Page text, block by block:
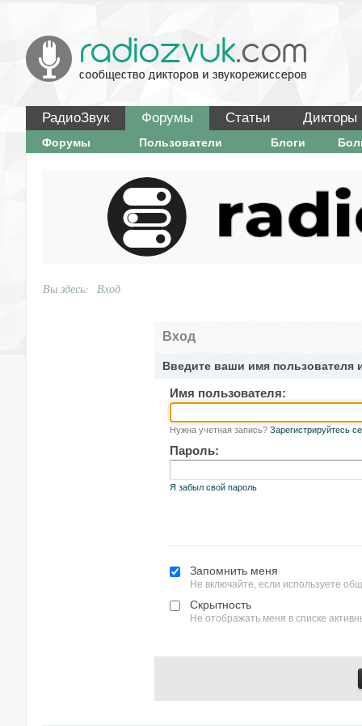
РадиоЗвук Форумы Статьи Дикторы
Форумы Пользователи Блоги
Вы здесь: Вход
Вход
Введите ваши имя пользователя
Имя пользователя:
Нужна учетная запись? Зарегистрируйтесь
Пароль:
Я забыл свой пароль
Запомнить меня
Не включайте, если используете
Скрытность
Не отображать меня в списке